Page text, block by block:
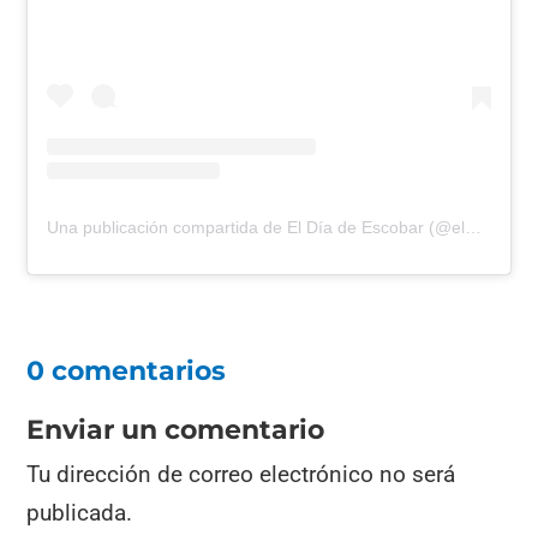
0 comentarios
Enviar un comentario
Tu dirección de correo electrónico no será
publicada.